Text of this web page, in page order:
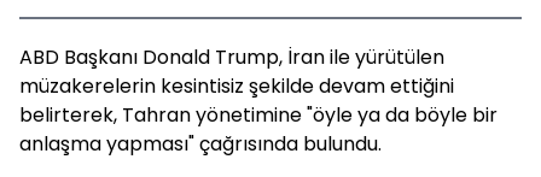
ABD Başkanı Donald Trump, İran ile yürütülen
müzakerelerin kesintisiz şekilde devam ettiğini
belirterek, Tahran yönetimine "öyle ya da böyle bir
anlaşma yapması" çağrısında bulundu.